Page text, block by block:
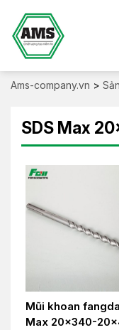
Ams-company.vn >
SDS Max
Mũi khoan
Max 20×340-